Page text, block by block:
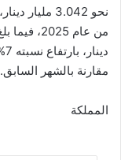
مقارنة بالشهر السابق.
المملكة